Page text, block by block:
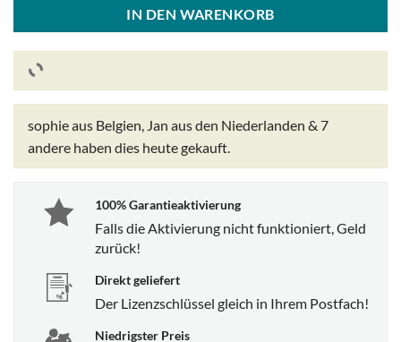
IN DEN WARENKORB
sophie aus Belgien, Jan aus den Niederlanden & 7
andere haben dies heute gekauft.
100% Garantieaktivierung
Falls die Aktivierung nicht funktioniert, Geld
zurück!
Direkt geliefert
Der Lizenzschlüssel gleich in Ihrem Postfach!
Niedrigster Preis